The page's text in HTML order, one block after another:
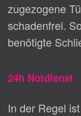
zugezogene
schadenfrei.
benötigte
24h Notdienst
In der Regel